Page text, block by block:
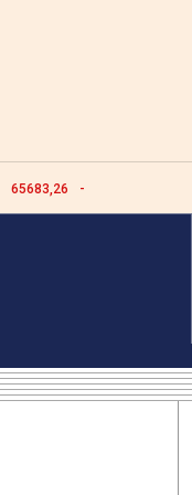
65683,26 -617,18 (-0,93 %)